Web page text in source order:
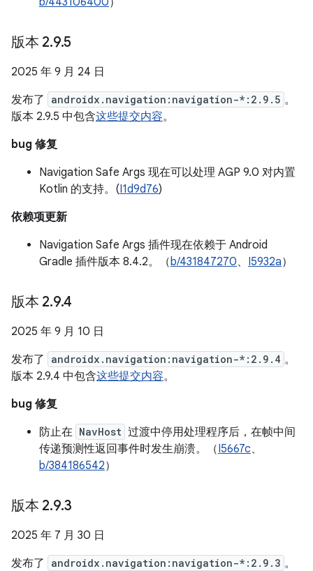
版本 2.9.5
2025 年 9 月 24 日
发布了
androidx.navigation:navigation-*:2.9.5 。
版本 2.9.5 中包含这些提交内容。
bug 修复
Navigation Safe Args 现在可以处理 AGP 9.0 对内置
Kotlin 的支持。(I1d9d76)
依赖项更新
Navigation Safe Args 插件现在依赖于 Android
Gradle 插件版本 8.4.2。（b/431847270、 I5932a）
版本 2.9.4
2025 年 9 月 10 日
发布了
androidx.navigation:navigation-*:2.9.4 。
版本 2.9.4 中包含这些提交内容。
bug 修复
防止在 NavHost 过渡中停用处理程序后，在帧中间
传递预测性返回事件时发生崩溃。（I5667c、
b/384186542）
版本 2.9.3
2025 年 7 月 30 日
发布了
androidx.navigation:navigation-*:2.9.3 。